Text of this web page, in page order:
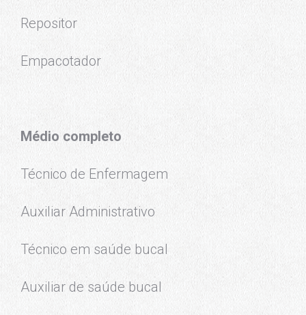
Repositor
Empacotador
Médio completo
Técnico de Enfermagem
Auxiliar Administrativo
Técnico em saúde bucal
Auxiliar de saúde bucal